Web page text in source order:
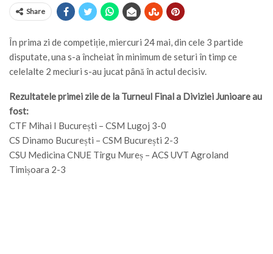
Share
În prima zi de competiție, miercuri 24 mai, din cele 3 partide
disputate, una s-a încheiat în minimum de seturi în timp ce
celelalte 2 meciuri s-au jucat până în actul decisiv.
Rezultatele primei zile de la Turneul Final a Diviziei Junioare au
fost:
CTF Mihai I București – CSM Lugoj 3-0
CS Dinamo București – CSM București 2-3
CSU Medicina CNUE Tîrgu Mureș – ACS UVT Agroland
Timișoara 2-3